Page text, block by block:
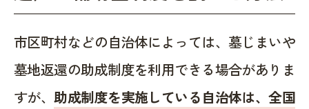
市区町村などの自治体によっては、墓じまいや
墓地返還の助成制度を利用できる場合がありま
すが、助成制度を実施している自治体は、全国